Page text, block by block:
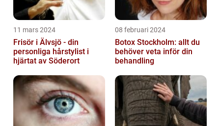
11 mars 2024
Frisör i Älvsjö - din
personliga hårstylist i
hjärtat av Söderort
08 februari 2024
Botox Stockholm: allt du
behöver veta inför din
behandling